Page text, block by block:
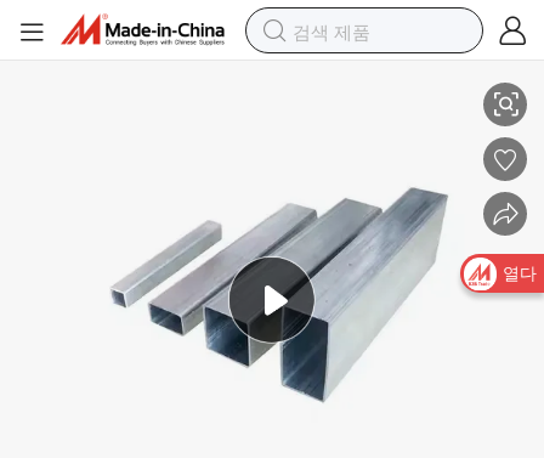
열다